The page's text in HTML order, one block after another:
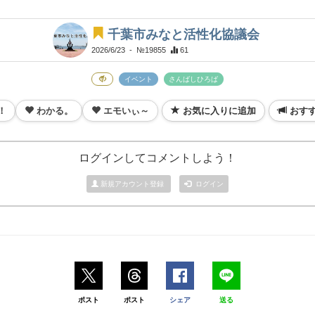
千葉市みなと活性化協議会
2026/6/23 - №19855 61
イベント さんばしひろば
わかる。 エモいぃ～ お気に入りに追加 おす
ログインしてコメントしよう！
新規アカウント登録 ログイン
ポスト ポスト シェア 送る